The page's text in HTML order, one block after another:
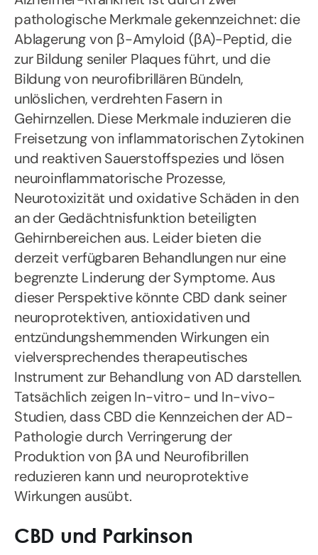
pathologische Merkmale gekennzeichnet: die
Ablagerung von β-Amyloid (βA)-Peptid, die
zur Bildung seniler Plaques führt, und die
Bildung von neurofibrillären Bündeln,
unlöslichen, verdrehten Fasern in
Gehirnzellen. Diese Merkmale induzieren die
Freisetzung von inflammatorischen Zytokinen
und reaktiven Sauerstoffspezies und lösen
neuroinflammatorische Prozesse,
Neurotoxizität und oxidative Schäden in den
an der Gedächtnisfunktion beteiligten
Gehirnbereichen aus. Leider bieten die
derzeit verfügbaren Behandlungen nur eine
begrenzte Linderung der Symptome. Aus
dieser Perspektive könnte CBD dank seiner
neuroprotektiven, antioxidativen und
entzündungshemmenden Wirkungen ein
vielversprechendes therapeutisches
Instrument zur Behandlung von AD darstellen.
Tatsächlich zeigen In-vitro- und In-vivo-
Studien, dass CBD die Kennzeichen der AD-
Pathologie durch Verringerung der
Produktion von βA und Neurofibrillen
reduzieren kann und neuroprotektive
Wirkungen ausübt.
CBD und Parkinson